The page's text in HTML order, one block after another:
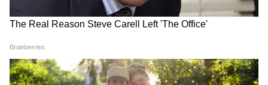
ব্যক্তিদের বজ্রপাত শুরু হলে অবিলম্বে নিরাপদ
আশ্রয়ে চলে যাওয়ার পরামর্শ দেওয়া হয়েছে।